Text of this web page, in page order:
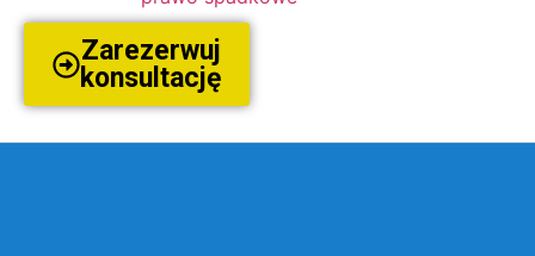
Zarezerwuj
konsultację